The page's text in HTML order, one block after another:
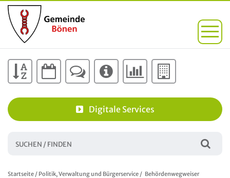
Digitale Services
Startseite / Politik, Verwaltung und Bürgerservice / Behördenwegweiser